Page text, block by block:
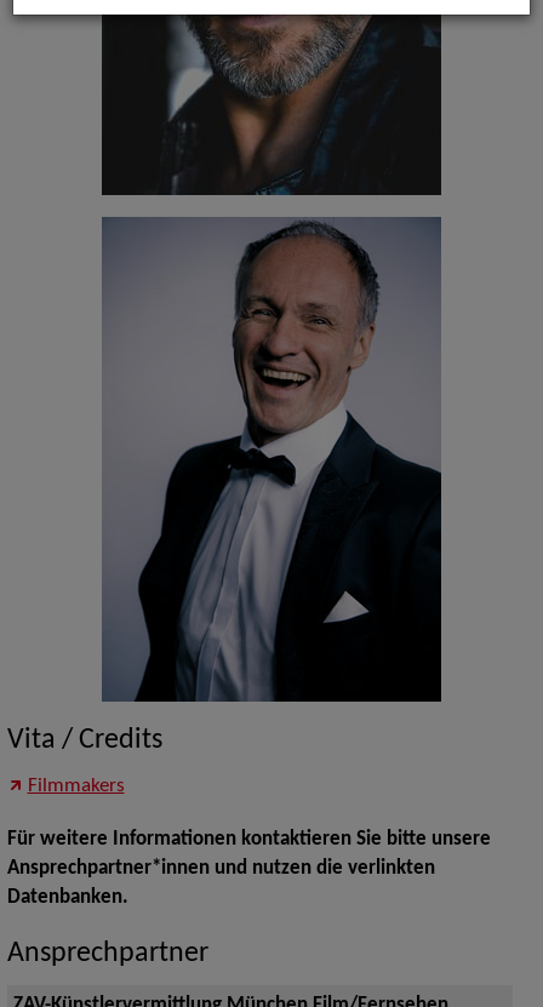
Vita / Credits
Filmmakers
Für weitere Informationen kontaktieren Sie bitte unsere
Ansprechpartner*innen und nutzen die verlinkten
Datenbanken.
Ansprechpartner